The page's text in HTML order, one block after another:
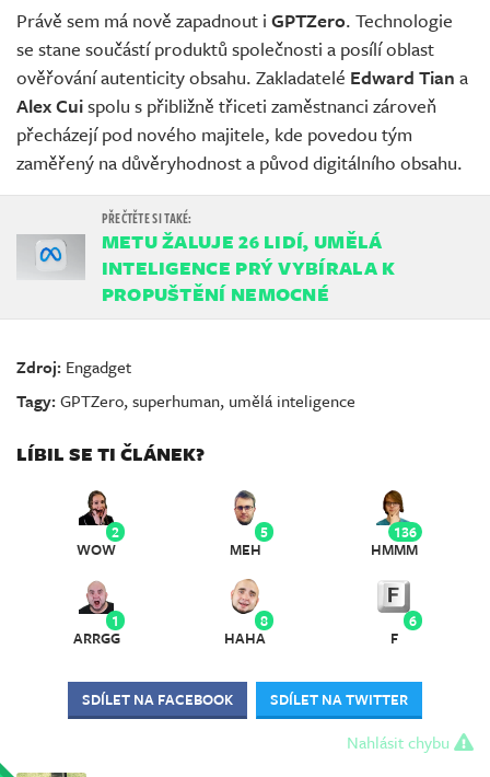
Právě sem má nově zapadnout i GPTZero. Technologie
se stane součástí produktů společnosti a posílí oblast
ověřování autenticity obsahu. Zakladatelé Edward Tian a
Alex Cuispolu s přibližně třiceti zaměstnanci zároveň
přecházejí pod nového majitele, kde povedou tým
zaměřený na důvěryhodnost a původ digitálního obsahu.
METU ŽALUJE 26 LIDÍ, UMĚLÁ
INTELIGENCE PRÝ VYBÍRALA K
PROPUŠTĚNÍ NEMOCNÉ
Zdroj: Engadget
Tagy:GPTZero,superhuman, umělá inteligence
LÍBIL SE TI ČLÁNEK?
2
WOW
5
MEH
136
HMMM
1
ARRGG
8
HAHA
6
F
SDÍLET NA FACEBOOK SDÍLET NA TWITTER
Nahlásit chybu